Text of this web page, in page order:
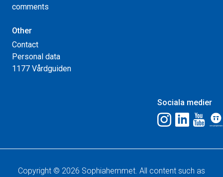
comments
Other
Contact
Personal data
1177 Vårdguiden
Sociala medier
Copyright © 2026 Sophiahemmet. All content such as